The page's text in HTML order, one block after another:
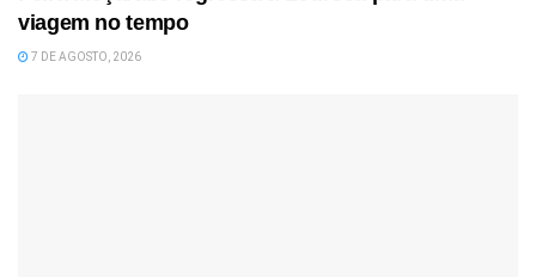
viagem no tempo
7 DE AGOSTO, 2026